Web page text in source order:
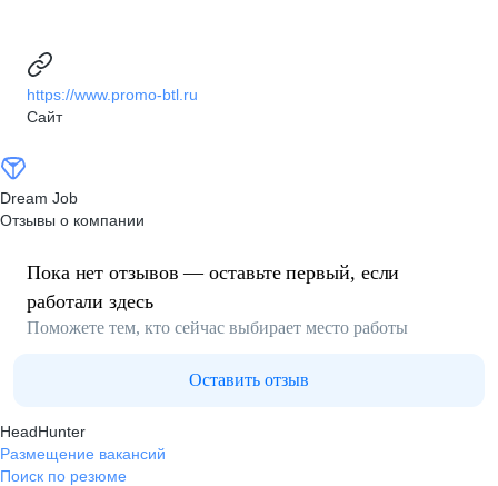
https://www.promo-btl.ru
Сайт
Dream Job
Отзывы о компании
Пока нет отзывов — оставьте первый, если
работали здесь
Поможете тем, кто сейчас выбирает место работы
Оставить отзыв
HeadHunter
Размещение вакансий
Поиск по резюме